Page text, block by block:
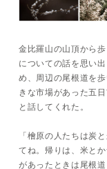
金比羅山の山頂から
についての話を思い
め、周辺の尾根道を
きな市場があった五
と話してくれた。
「檜原の人たちは炭
てね。帰りは、米と
があったときは尾根